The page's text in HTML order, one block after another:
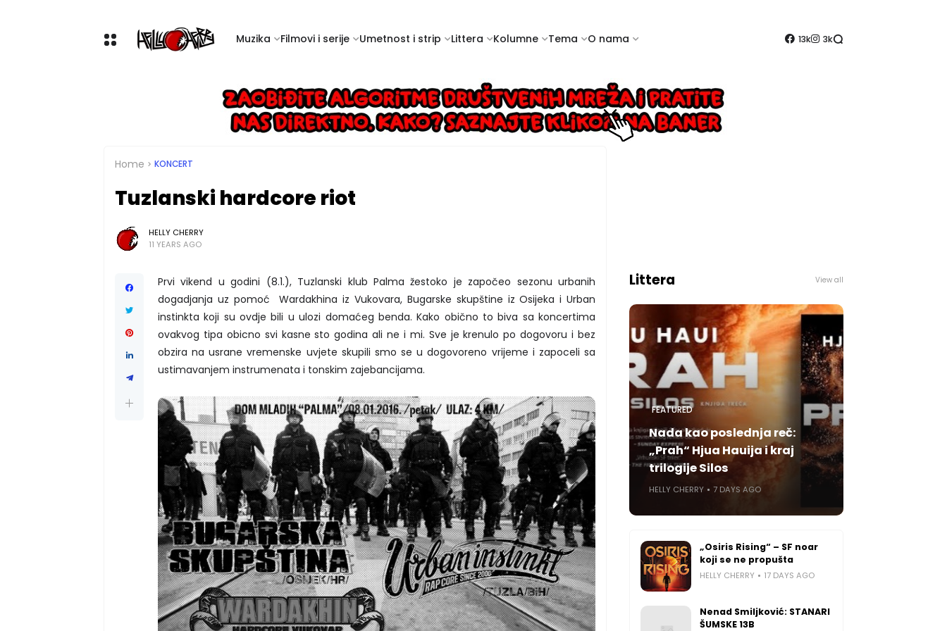
Muzika Filmovi i serije Umetnost i strip Littera Kolumne Tema O nama 13k 3k
Home KONCERT
Tuzlanski hardcore riot
HELLY CHERRY
11 YEARS AGO
Prvi vikend u godini (8.1.), Tuzlanski klub Palma žestoko je započeo sezonu urbanih
dogadjanja uz pomoć Wardakhina iz Vukovara, Bugarske skupštine iz Osijeka i Urban
instinkta koji su ovdje bili u ulozi domaćeg benda. Kako obično to biva sa koncertima
ovakvog tipa obicno svi kasne sto godina ali ne i mi. Sve je krenulo po dogovoru i bez
obzira na usrane vremenske uvjete skupili smo se u dogovoreno vrijeme i zapoceli sa
ustimavanjem instrumenata i tonskim zajebancijama.
Littera View all
FEATURED
Nada kao poslednja reč:
„Prah“ Hjua Hauija i kraj
trilogije Silos
HELLY CHERRY 7 DAYS AGO
„Osiris Rising“ – SF noar
koji se ne propušta
HELLY CHERRY 17 DAYS AGO
Nenad Smiljković: STANARI
ŠUMSKE 13B